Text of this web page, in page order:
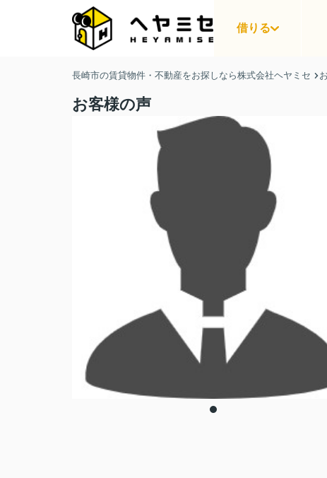
借りる
長崎市の賃貸物件・不動産をお探しなら株式会社ヘヤミセ
お客様の声